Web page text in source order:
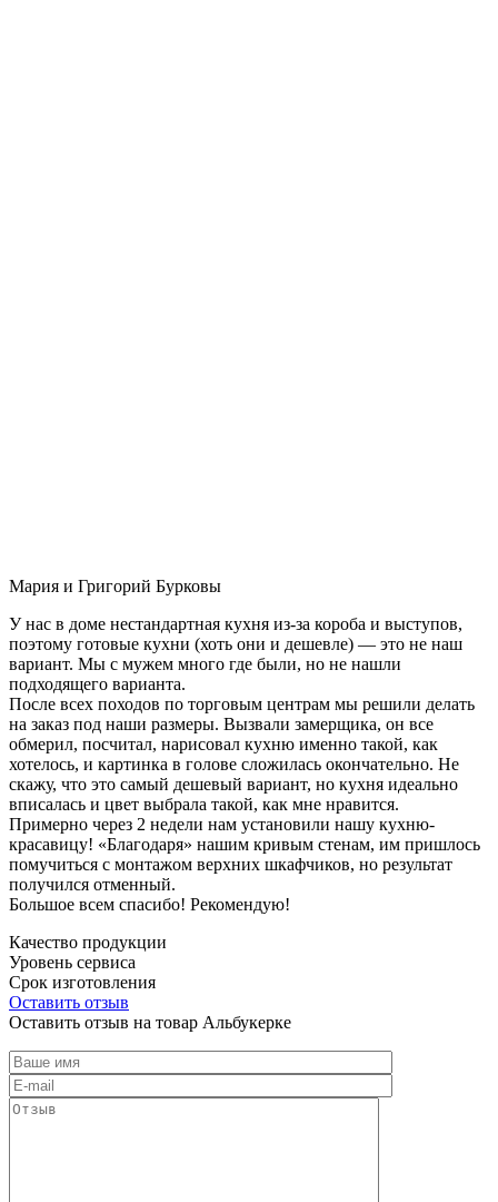
Мария и Григорий Бурковы
У нас в доме нестандартная кухня из-за короба и выступов,
поэтому готовые кухни (хоть они и дешевле) — это не наш
вариант. Мы с мужем много где были, но не нашли
подходящего варианта.
После всех походов по торговым центрам мы решили делать
на заказ под наши размеры. Вызвали замерщика, он все
обмерил, посчитал, нарисовал кухню именно такой, как
хотелось, и картинка в голове сложилась окончательно. Не
скажу, что это самый дешевый вариант, но кухня идеально
вписалась и цвет выбрала такой, как мне нравится.
Примерно через 2 недели нам установили нашу кухню-
красавицу! «Благодаря» нашим кривым стенам, им пришлось
помучиться с монтажом верхних шкафчиков, но результат
получился отменный.
Большое всем спасибо! Рекомендую!
Качество продукции
Уровень сервиса
Срок изготовления
Оставить отзыв
Оставить отзыв на товар Альбукерке